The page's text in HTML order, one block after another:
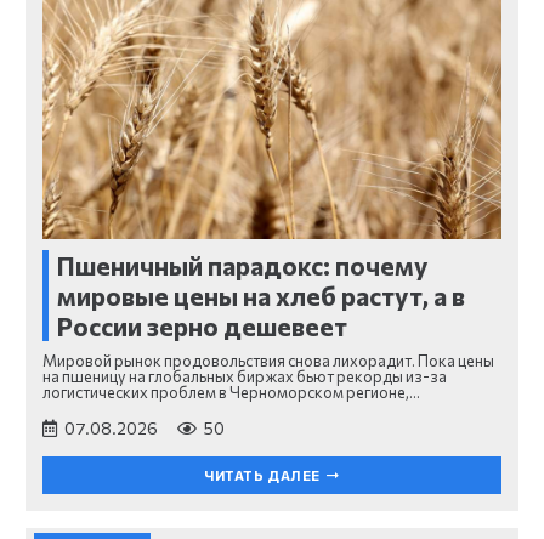
Пшеничный парадокс: почему
мировые цены на хлеб растут, а в
России зерно дешевеет
Мировой рынок продовольствия снова лихорадит. Пока цены
на пшеницу на глобальных биржах бьют рекорды из-за
логистических проблем в Черноморском регионе,…
07.08.2026 50
ЧИТАТЬ ДАЛЕЕ